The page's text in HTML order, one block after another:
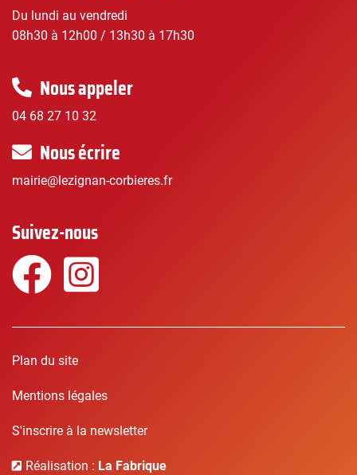
Du lundi au vendredi
08h30 à 12h00 / 13h30 à 17h30
Nous appeler
04 68 27 10 32
Nous écrire
mairie@lezignan-corbieres.fr
Suivez-nous
Facebook
Plan du site
Mentions légales
S'inscrire à la newsletter
Réalisation : La Fabrique